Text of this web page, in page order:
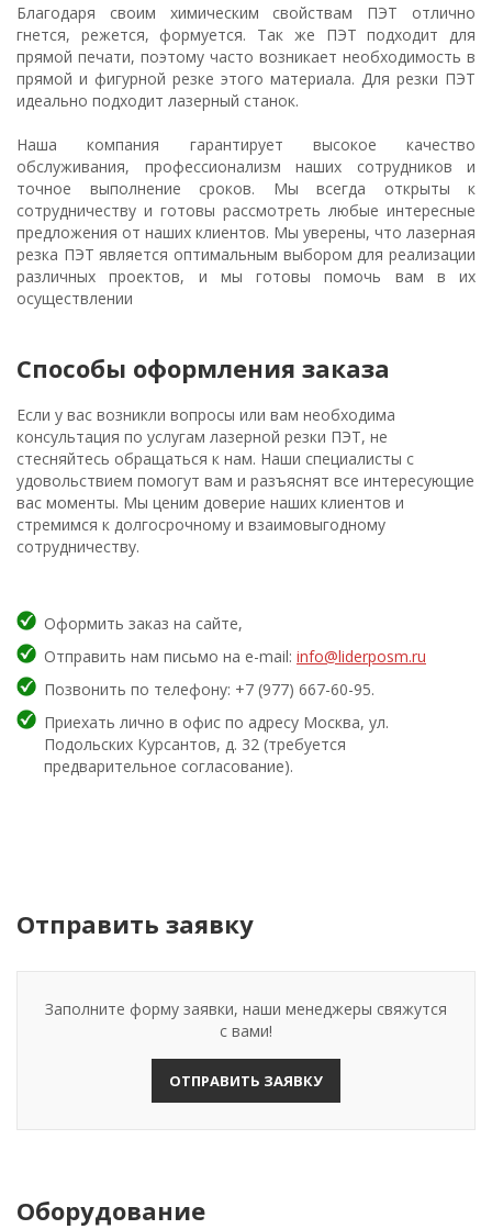
Благодаря своим химическим свойствам ПЭТ отлично
гнется, режется, формуется. Так же ПЭТ подходит для
прямой печати, поэтому часто возникает необходимость в
прямой и фигурной резке этого материала. Для резки ПЭТ
идеально подходит лазерный станок.
Наша компания гарантирует высокое качество
обслуживания, профессионализм наших сотрудников и
точное выполнение сроков. Мы всегда открыты к
сотрудничеству и готовы рассмотреть любые интересные
предложения от наших клиентов. Мы уверены, что лазерная
резка ПЭТ является оптимальным выбором для реализации
различных проектов, и мы готовы помочь вам в их
осуществлении
Способы оформления заказа
Если у вас возникли вопросы или вам необходима
консультация по услугам лазерной резки ПЭТ, не
стесняйтесь обращаться к нам. Наши специалисты с
удовольствием помогут вам и разъяснят все интересующие
вас моменты. Мы ценим доверие наших клиентов и
стремимся к долгосрочному и взаимовыгодному
сотрудничеству.
Оформить заказ на сайте,
Отправить нам письмо на e-mail: info@liderposm.ru
Позвонить по телефону: +7 (977) 667-60-95.
Приехать лично в офис по адресу Москва, ул.
Подольских Курсантов, д. 32 (требуется
предварительное согласование).
Отправить заявку
Заполните форму заявки, наши менеджеры свяжутся
с вами!
ОТПРАВИТЬ ЗАЯВКУ
Оборудование